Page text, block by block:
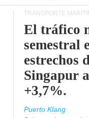
TRANSPORTE
El tráfico
semestral
estrechos
Singapur
+3,7%.
Puerto Klang